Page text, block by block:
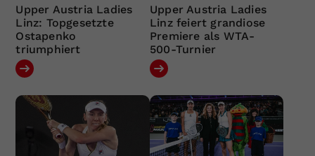
Upper Austria Ladies
Linz: Topgesetzte
Ostapenko
triumphiert
Upper Austria Ladies
Linz feiert grandiose
Premiere als WTA-
500-Turnier